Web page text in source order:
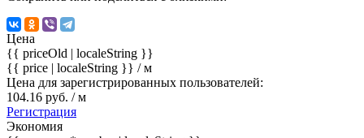
Цена
{{ priceOld | localeString }}
{{ price | localeString }} / м
Цена для зарегистрированных пользователей:
104.16 руб. / м
Регистрация
Экономия